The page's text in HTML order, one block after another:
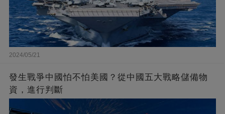
2024/05/21
發生戰爭中國怕不怕美國？從中國五大戰略儲備物
資，進行判斷